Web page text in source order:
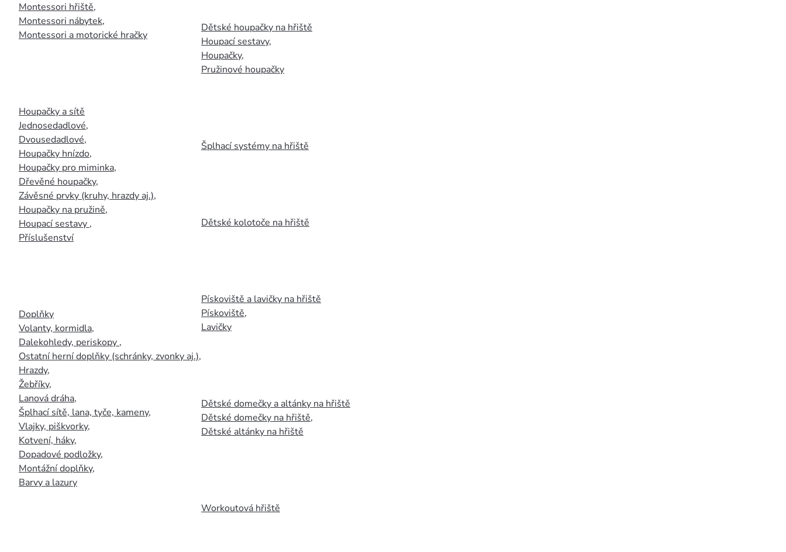
Montessori hřiště,
Montessori nábytek,
Montessori a motorické hračky
Houpačky a sítě
Jednosedadlové,
Dvousedadlové,
Houpačky hnízdo,
Houpačky pro miminka,
Dřevěné houpačky,
Závěsné prvky (kruhy, hrazdy aj.),
Houpačky na pružině,
Houpací sestavy ,
Příslušenství
Doplňky
Volanty, kormidla,
Dalekohledy, periskopy ,
Ostatní herní doplňky (schránky, zvonky aj.),
Hrazdy,
Žebříky,
Lanová dráha,
Šplhací sítě, lana, tyče, kameny,
Vlajky, piškvorky,
Kotvení, háky,
Dopadové podložky,
Montážní doplňky,
Barvy a lazury
Dětské houpačky na hřiště
Houpací sestavy,
Houpačky,
Pružinové houpačky
Šplhací systémy na hřiště
Dětské kolotoče na hřiště
Pískoviště a lavičky na hřiště
Pískoviště,
Lavičky
Dětské domečky a altánky na hřiště
Dětské domečky na hřiště,
Dětské altánky na hřiště
Workoutová hřiště